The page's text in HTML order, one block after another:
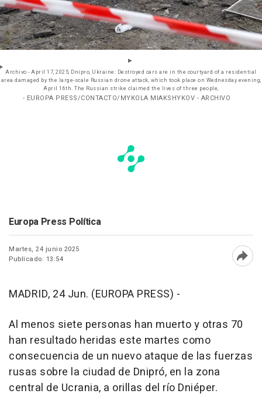
Archivo - April 17, 2025, Dnipro, Ukraine: Destroyed cars are in the courtyard of a residential
area damaged by the large-scale Russian drone attack, which took place on Wednesday evening,
April 16th. The Russian strike claimed the lives of three people,
- EUROPA PRESS/CONTACTO/MYKOLA MIAKSHYKOV - ARCHIVO
Europa Press Política
Martes, 24 junio 2025
Publicado: 13:54
MADRID, 24 Jun. (EUROPA PRESS) -
Al menos siete personas han muerto y otras 70
han resultado heridas este martes como
consecuencia de un nuevo ataque de las fuerzas
rusas sobre la ciudad de Dnipró, en la zona
central de Ucrania, a orillas del río Dniéper.